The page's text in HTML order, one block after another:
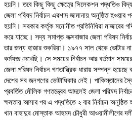
হয়নি। তবে কিছু কিছু ক্ষেত্রে সিলেকশন পদ্ধতিও
জেলা পরিষদ নির্বাচন এরশাদ জামানায় অনুষ্ঠিত
হয়নি। সরকার কর্তৃক মনোনীত প্রতিনিধিরা মাজারের
করে যাচ্ছে। সদ্য সমাপ্ত কক্সবাজার জেলা পরিষদ
তার জন্য হাজার শুকরিয়া। ১৯৭৭ সাল থেকে ভোটার
কর্মযজ্ঞ দেখেছি। সে সময়ের নির্বাচন আর বর্তমান
জেলা পরিষদ নির্বাচন গণতান্ত্রিক ধারায় সম্পন্ন
দেশের সব জনগণের ভোটাধিকার নেই। পাকিস্তানের
প্রবর্তিত মৌলিক গণতন্ত্রের আদলেই জেলা পরিষদ
ক্ষমতায় আসার পর এ পদ্ধতিতে ২ বার নির্বাচন অনুষ্ঠিত
খান বাহাদুর মোস্তাক আহমদ চৌধুরী আওয়ামীলীগের